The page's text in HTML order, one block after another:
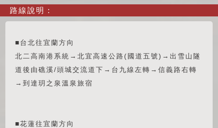
路線說明：
■台北往宜蘭方向
北二高南港系統→北宜高速公路(國道五號)→出雪山隧
道後由礁溪/頭城交流道下→台九線左轉→信義路右轉
→到達玥之泉溫泉旅宿
■花蓮往宜蘭方向